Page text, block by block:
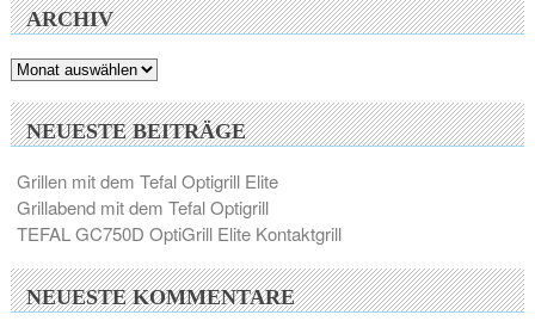
ARCHIV
Archiv
NEUESTE BEITRÄGE
Grillen mit dem Tefal Optigrill Elite
Grillabend mit dem Tefal Optigrill
TEFAL GC750D OptiGrill Elite Kontaktgrill
NEUESTE KOMMENTARE